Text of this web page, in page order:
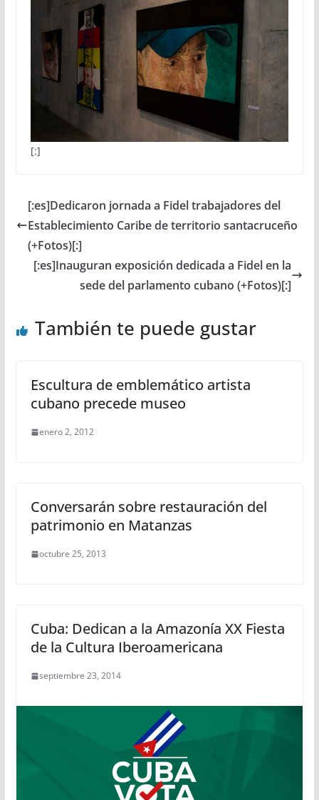
[:]
[:es]Dedicaron jornada a Fidel trabajadores del
Establecimiento Caribe de territorio santacruceño
(+Fotos)[:]
[:es]Inauguran exposición dedicada a Fidel en la
sede del parlamento cubano (+Fotos)[:]
También te puede gustar
Escultura de emblemático artista
cubano precede museo
enero 2, 2012
Conversarán sobre restauración del
patrimonio en Matanzas
octubre 25, 2013
Cuba: Dedican a la Amazonía XX Fiesta
de la Cultura Iberoamericana
septiembre 23, 2014